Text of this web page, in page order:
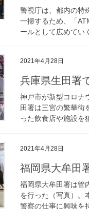
警視庁は、都内の特
一掃するため、「
ールとして広めてい
2021年4月28日
兵庫県生田
神戸市が新型コロナ
田署は三宮の繁華街
った飲食店や施設
2021年4月28日
福岡県大牟
福岡県大牟田署は管
を行った（写真）。
警察の仕事に興味を